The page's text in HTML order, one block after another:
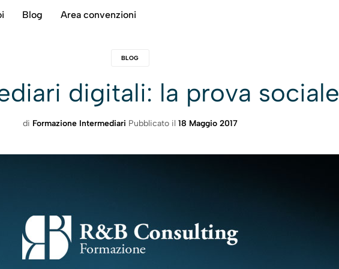
Blog Area convenzioni
BLOG
digitali: la prova sociale
di Formazione Intermediari Pubblicato il 18 Maggio 2017